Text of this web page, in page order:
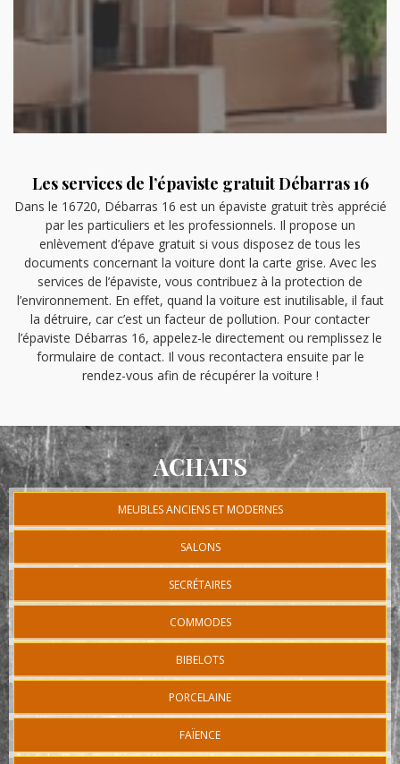
Les services de l’épaviste gratuit Débarras 16
Dans le 16720, Débarras 16 est un épaviste gratuit très apprécié
par les particuliers et les professionnels. Il propose un
enlèvement d’épave gratuit si vous disposez de tous les
documents concernant la voiture dont la carte grise. Avec les
services de l’épaviste, vous contribuez à la protection de
l’environnement. En effet, quand la voiture est inutilisable, il faut
la détruire, car c’est un facteur de pollution. Pour contacter
l’épaviste Débarras 16, appelez-le directement ou remplissez le
formulaire de contact. Il vous recontactera ensuite par le
rendez-vous afin de récupérer la voiture !
ACHATS
MEUBLES ANCIENS ET MODERNES
SALONS
SECRÉTAIRES
COMMODES
BIBELOTS
PORCELAINE
FAÏENCE